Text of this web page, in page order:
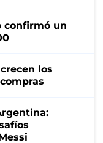
confirmó un
los